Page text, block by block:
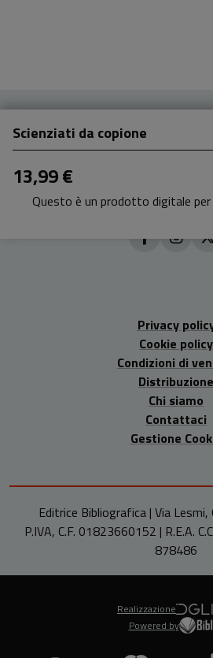
Scienziati da copione
13,99 €
Questo è un prodotto digitale
Privacy
Cookie policy
Condizioni di
Distribuzione
Chi siamo
Contattaci
Gestione
Editrice Bibliografica | Via
P.IVA, C.F. 01823660152 | R.E.A.
878486
Realizzazione
Powered by